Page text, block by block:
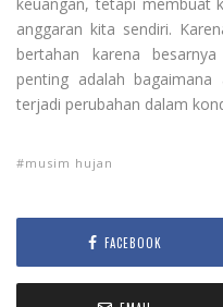
keuangan, tetapi membuat
anggaran kita sendiri.
bertahan karena
penting adalah
terjadi perubahan dalam
musim hujan
FACEBOOK